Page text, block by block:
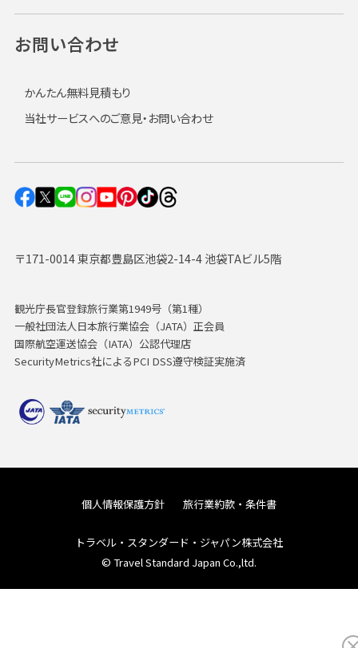
〒171-0014 東京都豊島区池袋2-14-4 池袋TAビル5階
観光庁長官登録旅行業第1949号（第1種）
一般社団法人日本旅行業協会（JATA）正会員
国際航空運送協会（IATA）公認代理店
SecurityMetrics社によるPCI DSS遵守検証実施済
お問い合わせ
かんたん無料見積もり
当社サービスへのご意見・お問い合わせ
個人情報保護方針 旅行業約款・条件書
トラベル・スタンダード・ジャパン株式会社
© Travel Standard Japan Co.,ltd.